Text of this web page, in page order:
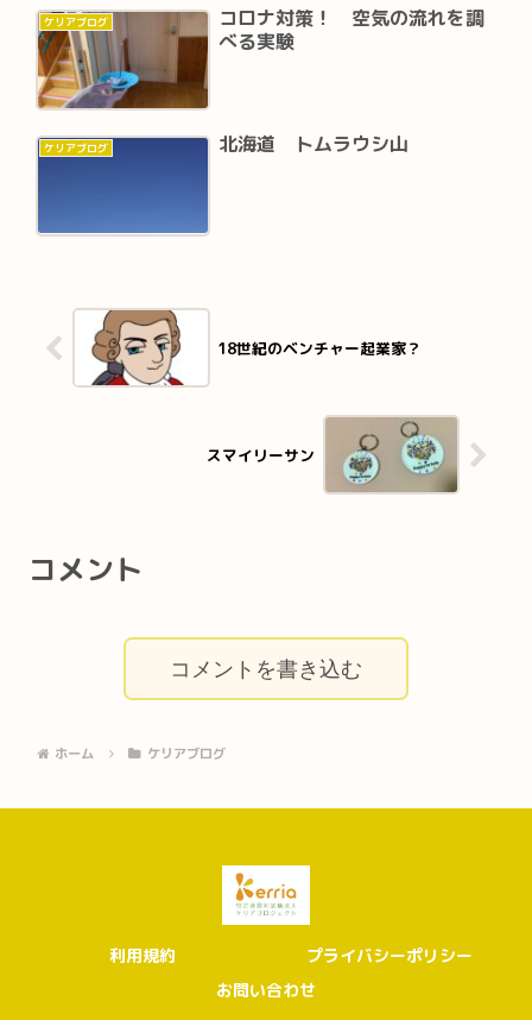
ケリアブログ
コロナ対策！ 空気の流れを調
べる実験
ケリアブログ 北海道 トムラウシ山
18世紀のベンチャー起業家？
スマイリーサン
コメント
コメントを書き込む
ホーム ケリアブログ
利用規約
プライバシーポリシー
お問い合わせ